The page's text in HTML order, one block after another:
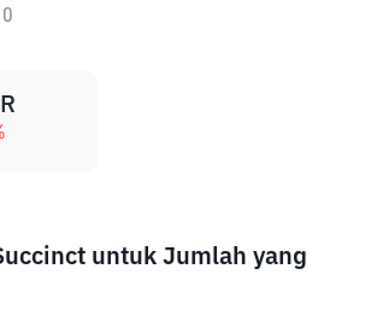
untuk Jumlah yang